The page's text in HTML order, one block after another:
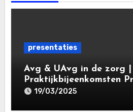
presentaties
Avg & UAvg in de zorg |
Praktijkbijeenkomsten
Gegevensbescherming
19/03/2025